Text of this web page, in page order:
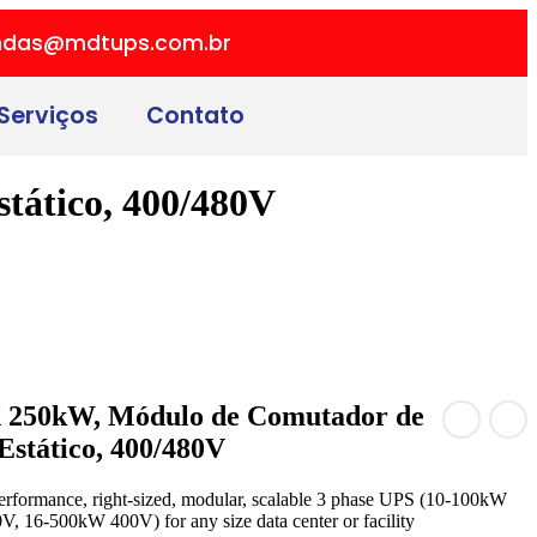
Contato
400/480V
Módulo de Comutador de
400/480V
right-sized, modular, scalable 3 phase UPS (10-100kW
16-500kW 400V) for any size data center or facility